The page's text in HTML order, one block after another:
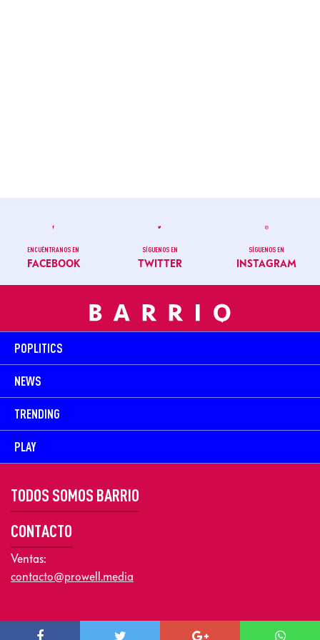
ENCUÉNTRANOS EN
FACEBOOK
SÍGUENOS EN
TWITTER
SÍGUENOS EN
INSTAGRAM
POPLITICS
NEWS
TRENDING
PLAY
TODOS SOMOS BARRIO
CONTACTO
Ventas:
contacto@prowell.media